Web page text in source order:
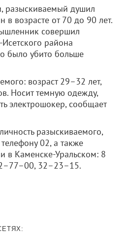
разыскиваемый душил
в возрасте от 70 до 90 лет.
совершил
района
было убито больше
возраст 29–32 лет,
Носит темную одежду,
электрошокер, сообщает
разыскиваемого,
02, а также
в Каменске-Уральском: 8
32–23–15.